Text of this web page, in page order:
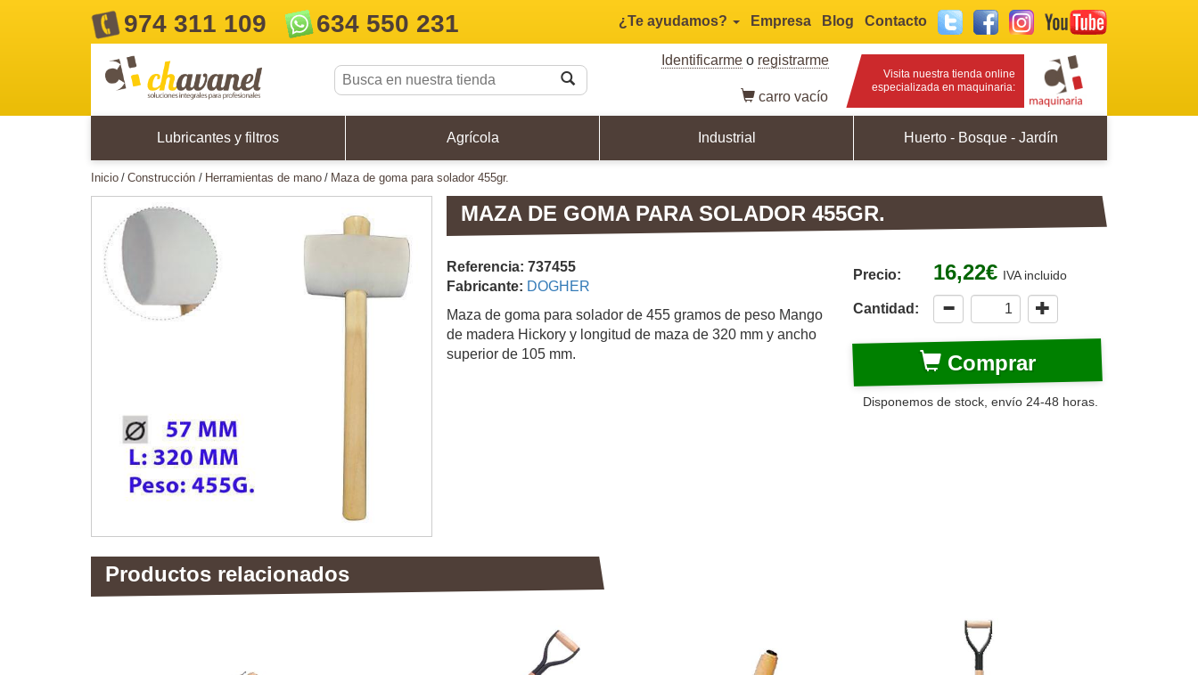
974 311 109 634 550 231 ¿Te ayudamos? Empresa Blog Contacto Twitter FacebookInstagram
Identificarmeo registrarme
carro vacío
Visita nuestra tienda online
especializada en maquinaria:
Lubricantes y filtros Agrícola Industrial Huerto - Bosque - Jardín
inicio construcción herramientas de mano maza de goma para solador 455gr.
MAZA DE GOMA PARA SOLADOR 455GR.
Precio: 16,22€ IVA incluido
Cantidad:
Comprar
Disponemos de stock, envío 24-48 horas.
Referencia: 737455
Fabricante: DOGHER
Maza de goma para solador de 455 gramos de peso Mango
de madera Hickory y longitud de maza de 320 mm y ancho
superior de 105 mm.
Productos relacionados